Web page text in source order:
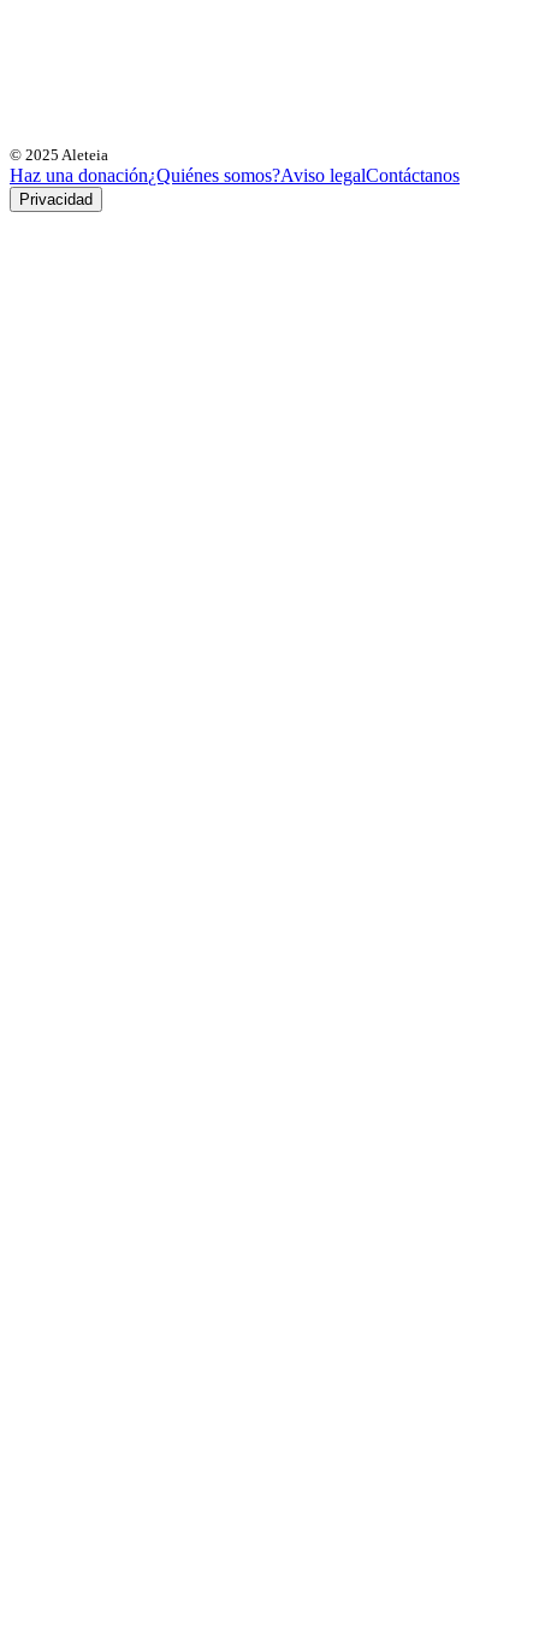
© 2025 Aleteia
Haz una donación¿Quiénes somos?Aviso legalContáctanos
Privacidad